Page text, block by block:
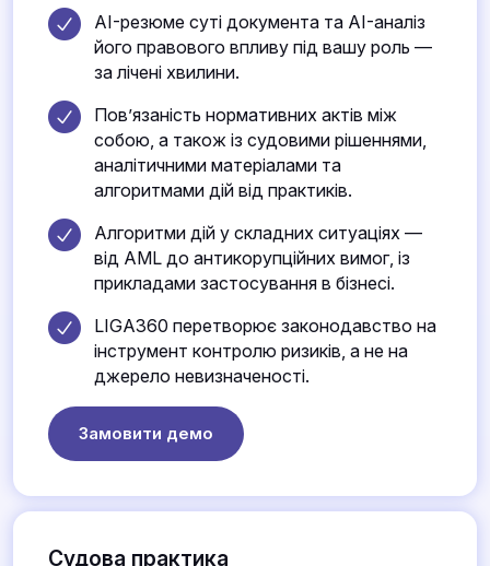
AI-резюме суті документа та AI-аналіз
його правового впливу під вашу роль —
за лічені хвилини.
Пов’язаність нормативних актів між
собою, а також із судовими рішеннями,
аналітичними матеріалами та
алгоритмами дій від практиків.
Алгоритми дій у складних ситуаціях —
від AML до антикорупційних вимог, із
прикладами застосування в бізнесі.
LIGA360 перетворює законодавство на
інструмент контролю ризиків, а не на
джерело невизначеності.
Замовити демо
Судова практика